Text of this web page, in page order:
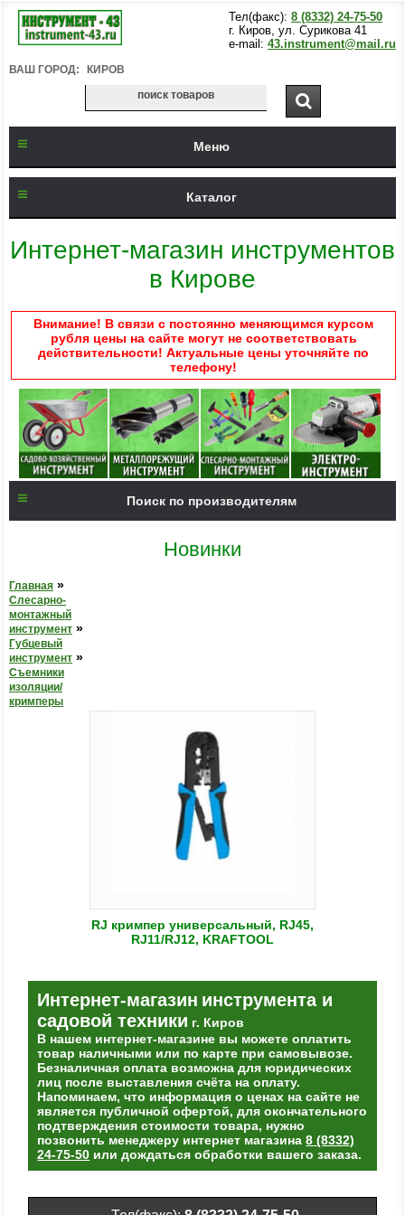
Тел(факс): 8 (8332) 24-75-50
г. Киров, ул. Сурикова 41
e-mail: 43.instrument@mail.ru
ВАШ ГОРОД: КИРОВ
Меню
Каталог
Интернет-магазин инструментов
в Кирове
Внимание! В связи с постоянно меняющимся курсом
рубля цены на сайте могут не соответствовать
действительности! Актуальные цены уточняйте по
телефону!
Поиск по производителям
Новинки
Главная »
Слесарно-
монтажный
инструмент »
Губцевый
инструмент »
Съемники
изоляции/
кримперы
RJ кримпер универсальный, RJ45,
RJ11/RJ12, KRAFTOOL
Интернет-магазин инструмента и
садовой техники г. Киров
В нашем интернет-магазине вы можете оплатить
товар наличными или по карте при самовывозе.
Безналичная оплата возможна для юридических
лиц после выставления счёта на оплату.
Напоминаем, что информация о ценах на сайте не
является публичной офертой, для окончательного
подтверждения стоимости товара, нужно
позвонить менеджеру интернет магазина8 (8332)
24-75-50 или дождаться обработки вашего заказа.